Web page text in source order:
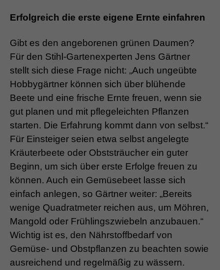
Erfolgreich die erste eigene Ernte einfahren
Gibt es den angeborenen grünen Daumen?
Für den Stihl-Gartenexperten Jens Gärtner
stellt sich diese Frage nicht: „Auch ungeübte
Hobbygärtner können sich über blühende
Beete und eine frische Ernte freuen, wenn sie
gut planen und mit pflegeleichten Pflanzen
starten. Die Erfahrung kommt dann von selbst.“
Für Einsteiger seien etwa selbst angelegte
Kräuterbeete oder Obststräucher ein guter
Beginn, um sich über erste Erfolge freuen zu
können. Auch ein Gemüsebeet lasse sich
einfach anlegen, so Gärtner weiter: „Bereits
wenige Quadratmeter reichen aus, um Möhren,
Mangold oder Frühlingszwiebeln anzubauen.“
Wichtig ist es, den Nährstoffbedarf von
Gemüse- und Obstpflanzen zu beachten sowie
ausreichend und regelmäßig zu wässern.